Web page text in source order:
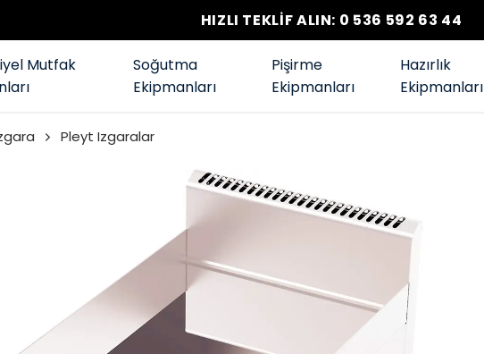
HIZLI TEKLİF ALIN: 0 536 592 63 44
Mutfak
Soğutma
Ekipmanları
Pişirme
Ekipmanları
Hazırlık
Ekipmanları
Pleyt Izgaralar